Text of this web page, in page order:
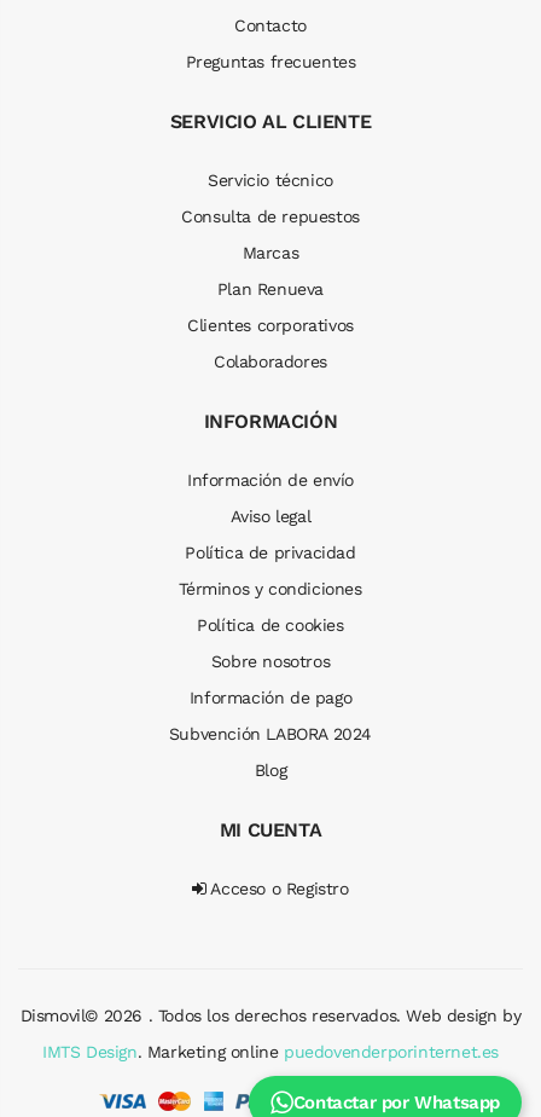
Contacto
Preguntas frecuentes
SERVICIO AL CLIENTE
Servicio técnico
Consulta de repuestos
Marcas
Plan Renueva
Clientes corporativos
Colaboradores
INFORMACIÓN
Información de envío
Aviso legal
Política de privacidad
Términos y condiciones
Política de cookies
Sobre nosotros
Información de pago
Subvención LABORA 2024
Blog
MI CUENTA
Acceso o Registro
Dismovil© 2026 . Todos los derechos reservados. Web design by
IMTS Design. Marketing online puedovenderporinternet.es
Contactar por Whatsapp